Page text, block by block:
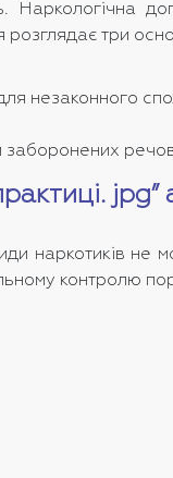
три
незаконного
заборонених
наркотиків
контролю